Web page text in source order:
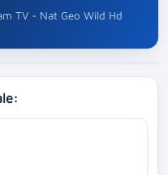
TV - Nat Geo Wild Hd